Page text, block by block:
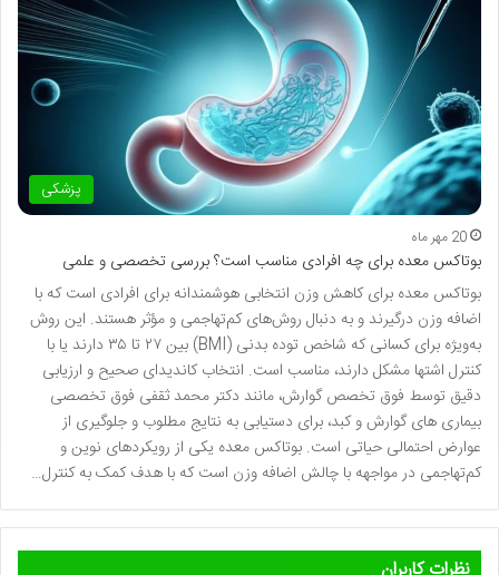
پزشکی
20 مهر ماه
بوتاکس معده برای چه افرادی مناسب است؟ بررسی تخصصی و علمی
بوتاکس معده برای کاهش وزن انتخابی هوشمندانه برای افرادی است که با
اضافه وزن درگیرند و به دنبال روش‌های کم‌تهاجمی و مؤثر هستند. این روش
به‌ویژه برای کسانی که شاخص توده بدنی (BMI) بین ۲۷ تا ۳۵ دارند یا با
کنترل اشتها مشکل دارند، مناسب است. انتخاب کاندیدای صحیح و ارزیابی
دقیق توسط فوق تخصص گوارش، مانند دکتر محمد ثقفی فوق تخصصی
بیماری های گوارش و کبد، برای دستیابی به نتایج مطلوب و جلوگیری از
عوارض احتمالی حیاتی است. بوتاکس معده یکی از رویکردهای نوین و
کم‌تهاجمی در مواجهه با چالش اضافه وزن است که با هدف کمک به کنترل…